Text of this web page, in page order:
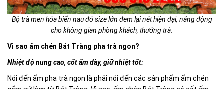
Bộ trà men hỏa biến nau đỏ size lớn đem lại nét hiện đại, năng động
cho không gian phòng khách, thưởng trà.
Vì sao ấm chén Bát Tràng pha trà ngon?
Nhiệt độ nung cao, cốt ấm dày, giữ nhiệt tốt:
Nói đến ấm pha trà ngon là phải nói đến các sản phẩm ấm chén